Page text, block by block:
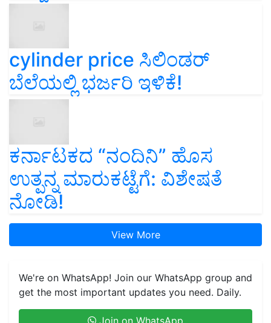
cylinder price ಸಿಲಿಂಡರ್‌
ಬೆಲೆಯಲ್ಲಿ ಭರ್ಜರಿ ಇಳಿಕೆ!
ಕರ್ನಾಟಕದ “ನಂದಿನಿ” ಹೊಸ
ಉತ್ಪನ್ನ ಮಾರುಕಟ್ಟೆಗೆ: ವಿಶೇಷತೆ
ನೋಡಿ!
View More
We're on WhatsApp! Join our WhatsApp group and
get the most important updates you need. Daily.
Join on WhatsApp